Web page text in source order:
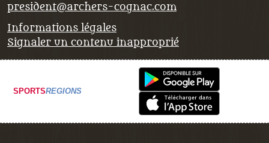
president@archers-cognac.com
Informations légales
Signaler un contenu inapproprié
SPORTSREGIONS